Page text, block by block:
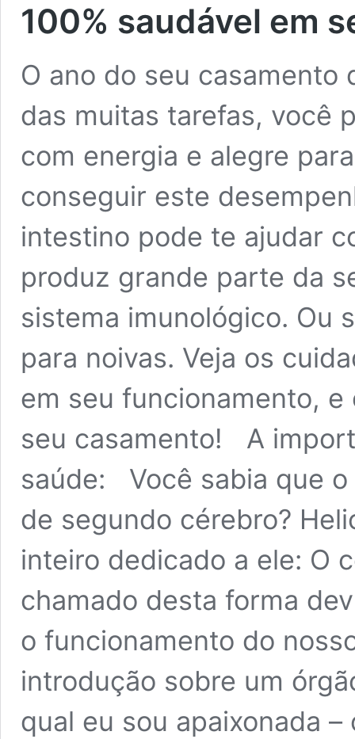
100% saudável em
O ano do seu casamento
das muitas tarefas, você
com energia e alegre
conseguir este
intestino pode te ajudar
produz grande parte da
sistema imunológico. Ou
para noivas. Veja os
em seu funcionamento, e
seu casamento! A
saúde: Você sabia que
de segundo cérebro?
inteiro dedicado a ele: O
chamado desta forma
o funcionamento do
introdução sobre um
qual eu sou apaixonada